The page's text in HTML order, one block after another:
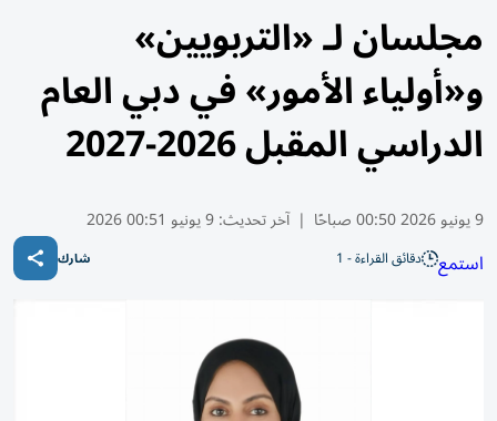
مجلسان لـ «التربويين»
و«أولياء الأمور» في دبي العام
الدراسي المقبل 2026-2027
9 يونيو 2026 00:50 صباحًا | آخر تحديث:9 يونيو 00:51 2026
استمع دقائق القراءة - 1 شارك